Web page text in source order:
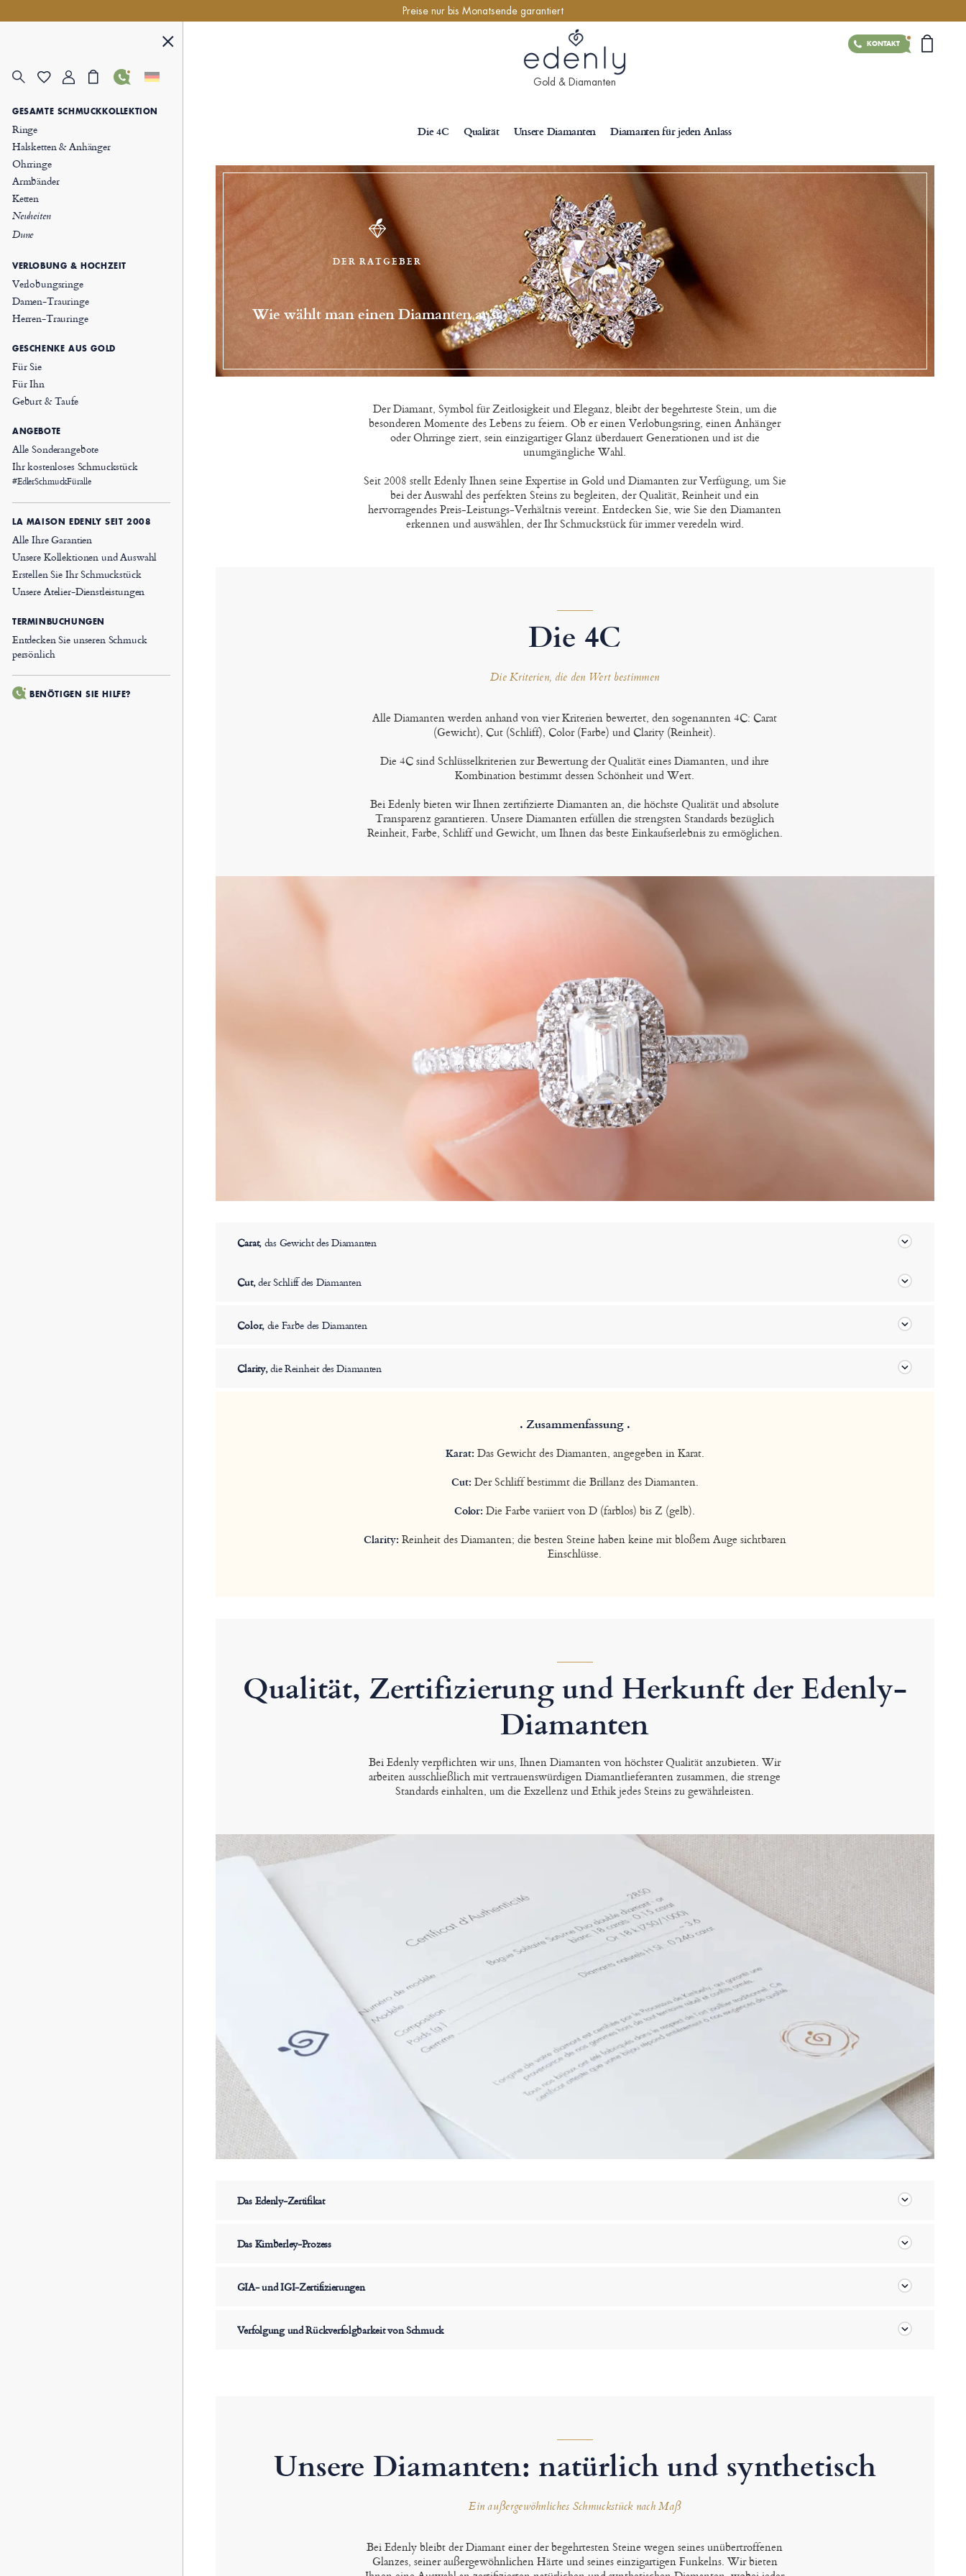
GESAMTE SCHMUCKKOLLEKTION
Ringe
Halsketten & Anhänger
Ohrringe
Armbänder
Ketten
Neuheiten
Dune
VERLOBUNG & HOCHZEIT
Verlobungsringe
Damen-Trauringe
Herren-Trauringe
GESCHENKE AUS GOLD
Für Sie
Für Ihn
Geburt & Taufe
ANGEBOTE
Alle Sonderangebote
Ihr kostenloses Schmuckstück
#EdlerSchmuckFüralle
LA MAISON EDENLY SEIT 2008
Alle Ihre Garantien
Unsere Kollektionen und Auswahl
Erstellen Sie Ihr Schmuckstück
Unsere Atelier-Dienstleistungen
TERMINBUCHUNGEN
Entdecken Sie unseren Schmuck
persönlich
BENÖTIGEN SIE HILFE?
Preise nur bis Monatsende garantiert
KONTAKT
Gold & Diamanten
Die 4C Qualität Unsere Diamanten Diamanten für jeden Anlass
DER RATGEBER
Wie wählt man einen Diamanten aus?
Der Diamant, Symbol für Zeitlosigkeit und Eleganz, bleibt der begehrteste Stein, um die
besonderen Momente des Lebens zu feiern. Ob er einen Verlobungsring, einen Anhänger
oder Ohrringe ziert, sein einzigartiger Glanz überdauert Generationen und ist die
unumgängliche Wahl.
Seit 2008 stellt Edenly Ihnen seine Expertise in Gold und Diamanten zur Verfügung, um Sie
bei der Auswahl des perfekten Steins zu begleiten, der Qualität, Reinheit und ein
hervorragendes Preis-Leistungs-Verhältnis vereint. Entdecken Sie, wie Sie den Diamanten
erkennen und auswählen, der Ihr Schmuckstück für immer veredeln wird.
Die 4C
Die Kriterien, die den Wert bestimmen
Alle Diamanten werden anhand von vier Kriterien bewertet, den sogenannten 4C: Carat
(Gewicht), Cut (Schliff), Color (Farbe) und Clarity (Reinheit).
Die 4C sind Schlüsselkriterien zur Bewertung der Qualität eines Diamanten, und ihre
Kombination bestimmt dessen Schönheit und Wert.
Bei Edenly bieten wir Ihnen zertifizierte Diamanten an, die höchste Qualität und absolute
Transparenz garantieren. Unsere Diamanten erfüllen die strengsten Standards bezüglich
Reinheit, Farbe, Schliff und Gewicht, um Ihnen das beste Einkaufserlebnis zu ermöglichen.
Carat,das Gewicht des Diamanten
Cut,der Schliff des Diamanten
Color,die Farbe des Diamanten
Clarity,die Reinheit des Diamanten
. Zusammenfassung .
Karat: Das Gewicht des Diamanten, angegeben in Karat.
Cut: Der Schliff bestimmt die Brillanz des Diamanten.
Color:Die Farbe variiert von D (farblos) bis Z (gelb).
Clarity: Reinheit des Diamanten; die besten Steine haben keine mit bloßem Auge sichtbaren
Einschlüsse.
Qualität, Zertifizierung und Herkunft der Edenly-
Diamanten
Bei Edenly verpflichten wir uns, Ihnen Diamanten von höchster Qualität anzubieten. Wir
arbeiten ausschließlich mit vertrauenswürdigen Diamantlieferanten zusammen, die strenge
Standards einhalten, um die Exzellenz und Ethik jedes Steins zu gewährleisten.
Das Edenly-Zertifikat
Das Kimberley-Prozess
GIA- und IGI-Zertifizierungen
Verfolgung und Rückverfolgbarkeit von Schmuck
Unsere Diamanten: natürlich und synthetisch
Ein außergewöhnliches Schmuckstück nach Maß
Bei Edenly bleibt der Diamant einer der begehrtesten Steine wegen seines unübertroffenen
Glanzes, seiner außergewöhnlichen Härte und seines einzigartigen Funkelns. Wir bieten